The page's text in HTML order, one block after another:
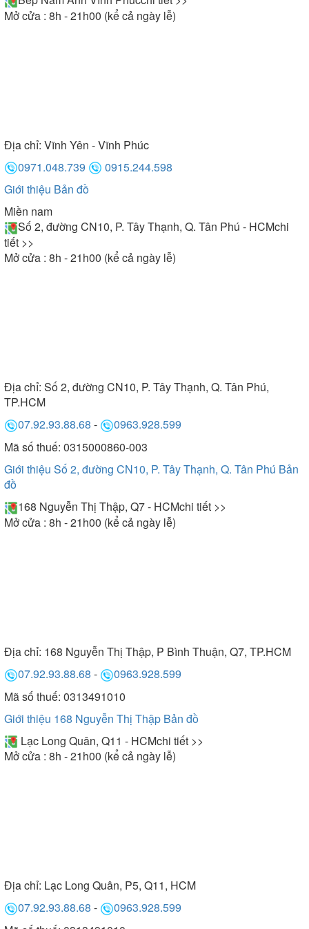
Mở cửa : 8h - 21h00 (kể cả ngày lễ)
Địa chỉ: Vĩnh Yên - Vĩnh Phúc
0971.048.739
0915.244.598
Giới thiệu Bản đồ
Miền nam
Số 2, đường CN10, P. Tây Thạnh, Q. Tân Phú - HCMchi
tiết >>
Mở cửa : 8h - 21h00 (kể cả ngày lễ)
Địa chỉ: Số 2, đường CN10, P. Tây Thạnh, Q. Tân Phú,
TP.HCM
07.92.93.88.68 -
0963.928.599
Mã số thuế: 0315000860-003
Giới thiệu Số 2, đường CN10, P. Tây Thạnh, Q. Tân Phú Bản
đồ
168 Nguyễn Thị Thập, Q7 - HCMchi tiết >>
Mở cửa : 8h - 21h00 (kể cả ngày lễ)
Địa chỉ: 168 Nguyễn Thị Thập, P Bình Thuận, Q7, TP.HCM
07.92.93.88.68 -
0963.928.599
Mã số thuế: 0313491010
Giới thiệu 168 Nguyễn Thị Thập Bản đồ
Lạc Long Quân, Q11 - HCMchi tiết >>
Mở cửa : 8h - 21h00 (kể cả ngày lễ)
Địa chỉ: Lạc Long Quân, P5, Q11, HCM
07.92.93.88.68 -
0963.928.599